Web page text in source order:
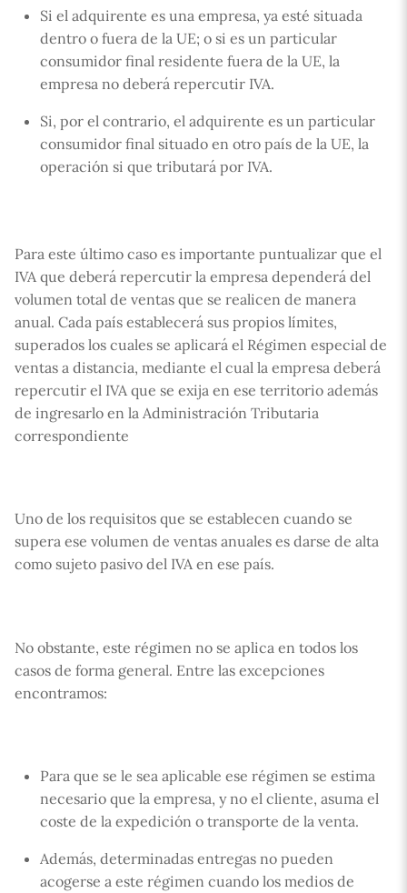
Si el adquirente es una empresa, ya esté situada
dentro o fuera de la UE; o si es un particular
consumidor final residente fuera de la UE, la
empresa no deberá repercutir IVA.
Si, por el contrario, el adquirente es un particular
consumidor final situado en otro país de la UE, la
operación si que tributará por IVA.
Para este último caso es importante puntualizar que el
IVA que deberá repercutir la empresa dependerá del
volumen total de ventas que se realicen de manera
anual. Cada país establecerá sus propios límites,
superados los cuales se aplicará el Régimen especial de
ventas a distancia, mediante el cual la empresa deberá
repercutir el IVA que se exija en ese territorio además
de ingresarlo en la Administración Tributaria
correspondiente
Uno de los requisitos que se establecen cuando se
supera ese volumen de ventas anuales es darse de alta
como sujeto pasivo del IVA en ese país.
No obstante, este régimen no se aplica en todos los
casos de forma general. Entre las excepciones
encontramos:
Para que se le sea aplicable ese régimen se estima
necesario que la empresa, y no el cliente, asuma el
coste de la expedición o transporte de la venta.
Además, determinadas entregas no pueden
acogerse a este régimen cuando los medios de